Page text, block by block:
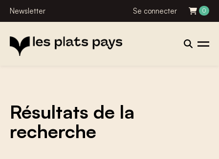
Newsletter Se connecter 0
Résultats de la
recherche